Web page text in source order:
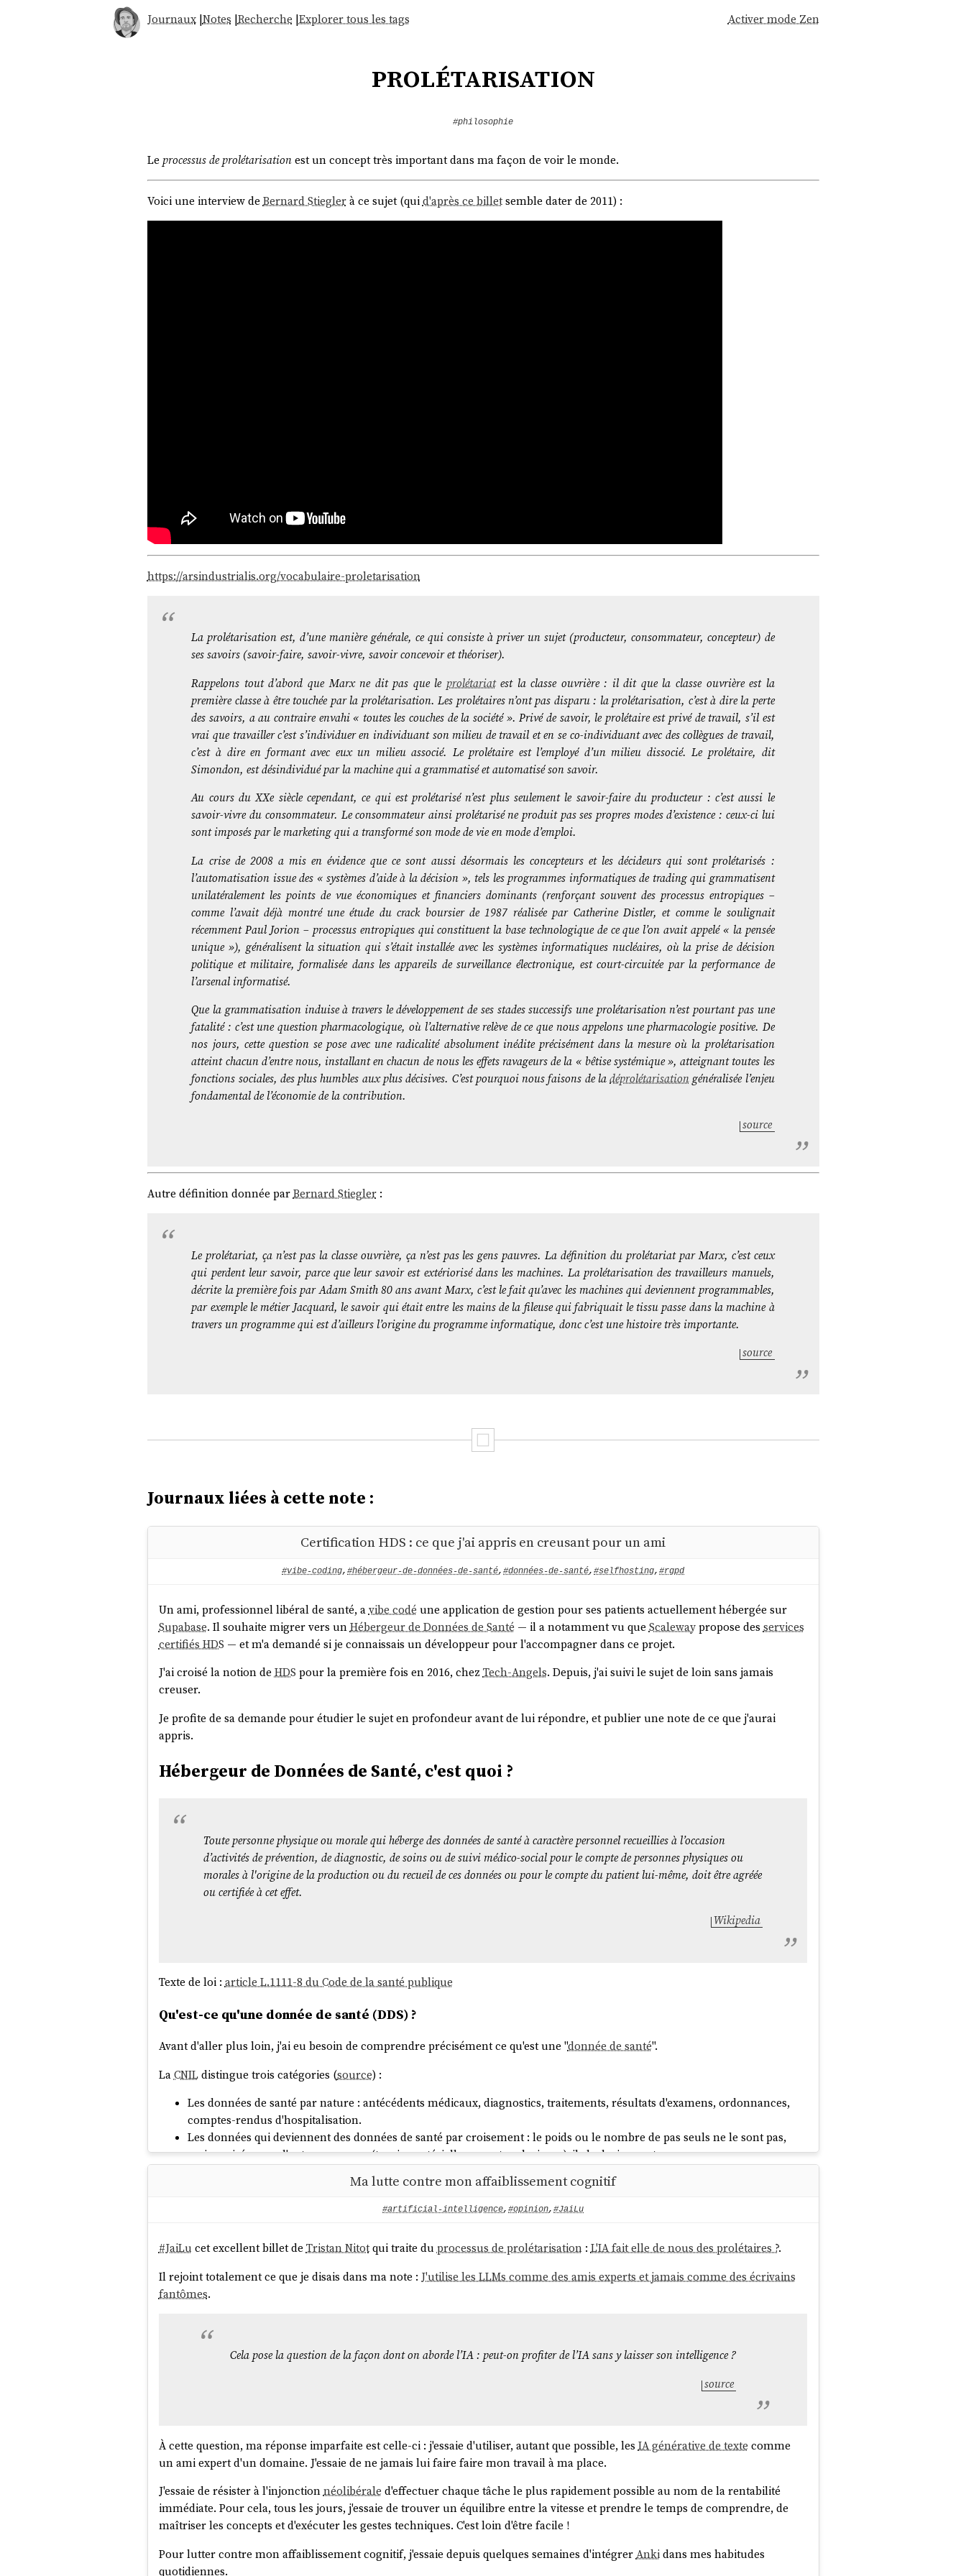
Journaux|Notes |Recherche |Explorer tous les tags Activer mode Zen
prolétarisation
#philosophie
Le processus de prolétarisationest un concept très important dans ma façon de voir le monde.
Voici une interview de Bernard Stieglerà ce sujet (quid'après ce billetsemble dater de 2011) :
https://arsindustrialis.org/vocabulaire-proletarisation
La prolétarisation est, d’une manière générale, ce qui consiste à priver un sujet (producteur, consommateur, concepteur) de
ses savoirs (savoir-faire, savoir-vivre, savoir concevoir et théoriser).
Rappelons tout d’abord que Marx ne dit pas que le prolétariatest la classe ouvrière : il dit que la classe ouvrière est la
première classe à être touchée par la prolétarisation. Les prolétaires n’ont pas disparu : la prolétarisation, c’est à dire la perte
des savoirs, a au contraire envahi « toutes les couches de la société ». Privé de savoir, le prolétaire est privé de travail, s’il est
vrai que travailler c’est s’individuer en individuant son milieu de travail et en se co-individuant avec des collègues de travail,
c’est à dire en formant avec eux un milieu associé. Le prolétaire est l’employé d’un milieu dissocié. Le prolétaire, dit
Simondon, est désindividué par la machine qui a grammatisé et automatisé son savoir.
Au cours du XXe siècle cependant, ce qui est prolétarisé n’est plus seulement le savoir-faire du producteur : c’est aussi le
savoir-vivre du consommateur. Le consommateur ainsi prolétarisé ne produit pas ses propres modes d’existence : ceux-ci lui
sont imposés par le marketing qui a transformé son mode de vie en mode d’emploi.
La crise de 2008 a mis en évidence que ce sont aussi désormais les concepteurs et les décideurs qui sont prolétarisés :
l’automatisation issue des « systèmes d’aide à la décision », tels les programmes informatiques de trading qui grammatisent
unilatéralement les points de vue économiques et financiers dominants (renforçant souvent des processus entropiques –
comme l’avait déjà montré une étude du crack boursier de 1987 réalisée par Catherine Distler, et comme le soulignait
récemment Paul Jorion – processus entropiques qui constituent la base technologique de ce que l’on avait appelé « la pensée
unique »), généralisent la situation qui s’était installée avec les systèmes informatiques nucléaires, où la prise de décision
politique et militaire, formalisée dans les appareils de surveillance électronique, est court-circuitée par la performance de
l’arsenal informatisé.
Que la grammatisation induise à travers le développement de ses stades successifs une prolétarisation n’est pourtant pas une
fatalité : c’est une question pharmacologique, où l’alternative relève de ce que nous appelons une pharmacologie positive. De
nos jours, cette question se pose avec une radicalité absolument inédite précisément dans la mesure où la prolétarisation
atteint chacun d’entre nous, installant en chacun de nous les effets ravageurs de la « bêtise systémique », atteignant toutes les
fonctions sociales, des plus humbles aux plus décisives. C’est pourquoi nous faisons de ladéprolétarisationgénéralisée l’enjeu
fondamental de l’économie de la contribution.
source
Autre définition donnée parBernard Stiegler:
Le prolétariat, ça n’est pas la classe ouvrière, ça n’est pas les gens pauvres. La définition du prolétariat par Marx, c’est ceux
qui perdent leur savoir, parce que leur savoir est extériorisé dans les machines. La prolétarisation des travailleurs manuels,
décrite la première fois par Adam Smith 80 ans avant Marx, c’est le fait qu’avec les machines qui deviennent programmables,
par exemple le métier Jacquard, le savoir qui était entre les mains de la fileuse qui fabriquait le tissu passe dans la machine à
travers un programme qui est d’ailleurs l’origine du programme informatique, donc c’est une histoire très importante.
source
Journaux liées à cette note :
Certification HDS : ce que j'ai appris en creusant pour un ami
#vibe-coding, #hébergeur-de-données-de-santé, #données-de-santé, #selfhosting, #rgpd
Un ami, professionnel libéral de santé, avibe codé une application de gestion pour ses patients actuellement hébergée sur
Supabase. Il souhaite migrer vers unHébergeur de Données de Santé — il a notamment vu que Scalewaypropose des services
certifiés HDS — et m'a demandé si je connaissais un développeur pour l'accompagner dans ce projet.
J'ai croisé la notion deHDS pour la première fois en 2016, chezTech-Angels. Depuis, j'ai suivi le sujet de loin sans jamais
creuser.
Je profite de sa demande pour étudier le sujet en profondeur avant de lui répondre, et publier une note de ce que j'aurai
appris.
Hébergeur de Données de Santé, c'est quoi ?
Toute personne physique ou morale qui héberge des données de santé à caractère personnel recueillies à l’occasion
d’activités de prévention, de diagnostic, de soins ou de suivi médico-social pour le compte de personnes physiques ou
morales à l'origine de la production ou du recueil de ces données ou pour le compte du patient lui-même, doit être agréée
ou certifiée à cet effet.
Wikipedia
Texte de loi : article L.1111-8 du Code de la santé publique
Qu'est-ce qu'une donnée de santé (DDS) ?
Avant d'aller plus loin, j'ai eu besoin de comprendre précisément ce qu'est une "donnée de santé".
LaCNILdistingue trois catégories (source) :
Les données de santé par nature : antécédents médicaux, diagnostics, traitements, résultats d'examens, ordonnances,
comptes-rendus d'hospitalisation.
Les données qui deviennent des données de santé par croisement : le poids ou le nombre de pas seuls ne le sont pas,
mais croisés avec d'autres mesures (tension artérielle, apports caloriques), ils le deviennent.
Les données qui deviennent des données de santé par leur usage : un rendez-vous chez un médecin, à lui seul, n'est pas
une donnée de santé — mais le motif de la consultation, si.
Concrètement, dans l'application de mon ami, cela inclut probablement les noms des patients, leurs comptes-rendus, leurs
seulement la « base médicale » au sens strict — c'est tout ce qui, relié à une personne identifiée, révèle qu'elle a reçu ou
consulté pour des soins.
Un document médical sans identifiant, est-ce encore une donnée de santé ?
Une question qui m'est tout de suite venue à l'esprit : un document médical sans identifiant — pas de nom, pas de numéro de
patient — est-ce encore une donnée de santé ?
La réponse dépend de la possibilité de ré-identification. Si le document est véritablement anonymisé, qu'il n'existe aucun
moyen raisonnable de le relier à une personne, alors ce n'est plus une donnée de santé à caractère personnel — ça sort du
spécifique croisés avec d'autres sources, peuvent permettre de ré-identifier la personne.
identification.
Je pense qu'une bonne méthode pour estimer si c'est une DDS ou non, est de se mettre dans la peau d'un détective privé : si on
me donnait ce document et tous les indices disponibles (date, hôpital, pathologie rare…), est-ce que je pourrais remonter à la
personne ? Si la réponse est oui, c'est une donnée de santé. La question n'est donc pas « y a-t-il un nom dans le document ? »
mais « quelqu'un, avec les moyens raisonnables, pourrait-il retrouver à qui ça appartient ? ».
Ma lutte contre mon affaiblissement cognitif
#artificial-intelligence, #opinion, #JaiLu
#JaiLu cet excellent billet de Tristan Nitotqui traite du processus de prolétarisation: L'IA fait elle de nous des prolétaires ?.
Il rejoint totalement ce que je disais dans ma note : J'utilise les LLMs comme des amis experts et jamais comme des écrivains
fantômes.
Cela pose la question de la façon dont on aborde l’IA : peut-on profiter de l’IA sans y laisser son intelligence ?
source
À cette question, ma réponse imparfaite est celle-ci : j'essaie d'utiliser, autant que possible, les IA générative de texte comme
un ami expert d'un domaine. J'essaie de ne jamais lui faire faire mon travail à ma place.
J'essaie de résister à l'injonctionnéolibérale d'effectuer chaque tâche le plus rapidement possible au nom de la rentabilité
immédiate. Pour cela, tous les jours, j'essaie de trouver un équilibre entre la vitesse et prendre le temps de comprendre, de
maîtriser les concepts et d'exécuter les gestes techniques. C'est loin d'être facile !
Pour lutter contre mon affaiblissement cognitif, j'essaie depuis quelques semaines d'intégrerAnkidans mes habitudes
quotidiennes.